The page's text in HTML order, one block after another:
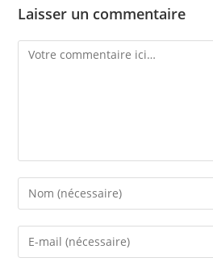
Laisser un commentaire
Comment
Enter
your
name
Enter
your